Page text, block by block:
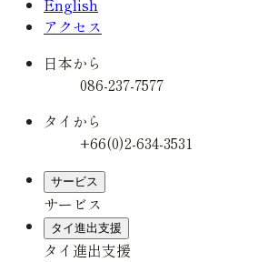
English
アクセス
日本から
086-237-7577
タイから
+66(0)2-634-3531
サービス
サービス
タイ進出支援
タイ進出支援